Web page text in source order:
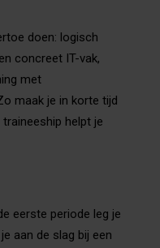
doen: logisch
concreet IT-vak,
met
maak je in korte tijd
traineeship helpt je
eerste periode leg je
aan de slag bij een